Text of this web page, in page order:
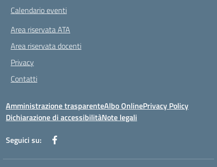
Calendario eventi
Area riservata ATA
Area riservata docenti
Privacy
Contatti
Amministrazione trasparenteAlbo OnlinePrivacy Policy
Dichiarazione di accessibilitàNote legali
Seguici su: